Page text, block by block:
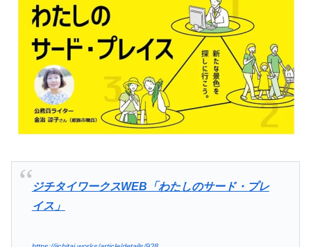
ジチタイワークスWEB「わたしのサード・プレ
イス」